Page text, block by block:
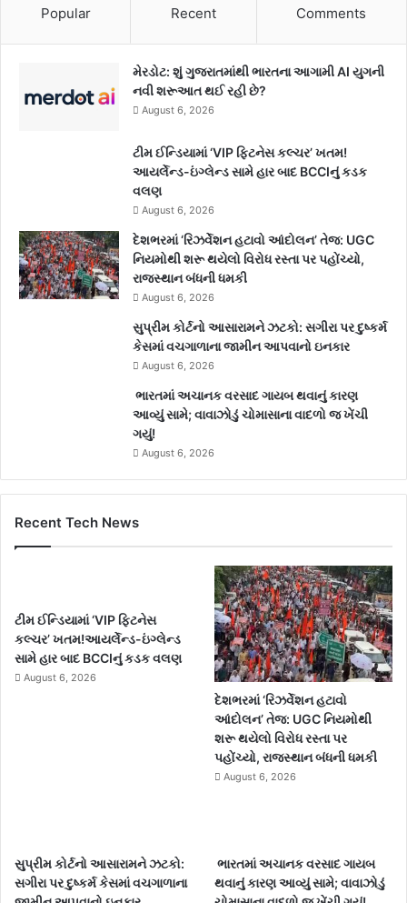
Popular Recent Comments
મેરડોટ: શું ગુજરાતમાંથી ભારતના આગામી AI યુગની
નવી શરૂઆત થઈ રહી છે?
August 6, 2026
ટીમ ઈન્ડિયામાં ‘VIP ફિટનેસ કલ્ચર’ ખતમ!
આયર્લેન્ડ-ઇંગ્લેન્ડ સામે હાર બાદ BCCIનું કડક
વલણ
August 6, 2026
દેશભરમાં ‘રિઝર્વેશન હટાવો આંદોલન’ તેજ: UGC
નિયમોથી શરૂ થયેલો વિરોધ રસ્તા પર પહોંચ્યો,
રાજસ્થાન બંધની ધમકી
August 6, 2026
સુપ્રીમ કોર્ટનો આસારામને ઝટકો: સગીરા પર દુષ્કર્મ
કેસમાં વચગાળાના જામીન આપવાનો ઇનકાર
August 6, 2026
ભારતમાં અચાનક વરસાદ ગાયબ થવાનું કારણ
આવ્યું સામે; વાવાઝોડું ચોમાસાના વાદળો જ ખેંચી
ગયું!
August 6, 2026
Recent Tech News
ટીમ ઈન્ડિયામાં ‘VIP ફિટનેસ
કલ્ચર’ ખતમ!આયર્લેન્ડ-ઇંગ્લેન્ડ
સામે હાર બાદ BCCIનું કડક વલણ
August 6, 2026
દેશભરમાં ‘રિઝર્વેશન હટાવો
આંદોલન’ તેજ: UGC નિયમોથી
શરૂ થયેલો વિરોધ રસ્તા પર
પહોંચ્યો, રાજસ્થાન બંધની ધમકી
August 6, 2026
સુપ્રીમ કોર્ટનો આસારામને ઝટકો:
સગીરા પર દુષ્કર્મ કેસમાં વચગાળાના
ભારતમાં અચાનક વરસાદ ગાયબ
થવાનું કારણ આવ્યું સામે; વાવાઝોડું